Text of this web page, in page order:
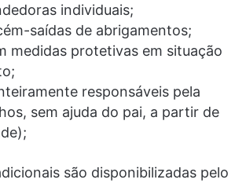
individuais;
saídas de abrigamentos;
medidas protetivas em situação
responsáveis pela
sem ajuda do pai, a partir de
são disponibilizadas pelo